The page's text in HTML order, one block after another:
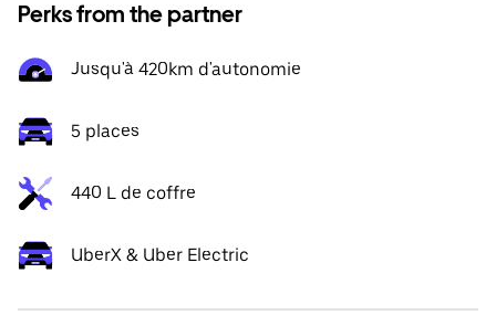
Perks from the partner
Jusqu'à 420km d'autonomie
5 places
440 L de coffre
UberX & Uber Electric